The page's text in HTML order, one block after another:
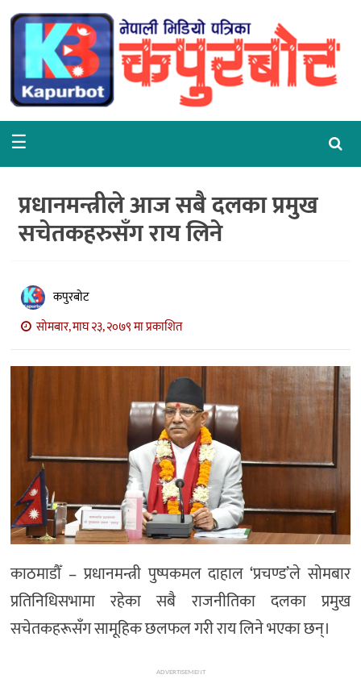
गृहपृष्ठ
समाचार
राजनीति
वरपर
शिक्षा
विचार
अन्तर्वार्ता
मनोरञ्जन
भिडियो
☰
प्रधानमन्त्रीले आज सबै दलका प्रमुख
सचेतकहरुसँग राय लिने
कपुरबोट
सोमबार, माघ २३, २०७९ मा प्रकाशित
काठमाडौँ – प्रधानमन्त्री पुष्पकमल दाहाल ‘प्रचण्ड’ले साेमबार
प्रतिनिधिसभामा रहेका सबै राजनीतिका दलका प्रमुख
सचेतकहरूसँग सामूहिक छलफल गरी राय लिने भएका छन्।
ADVERTISEMENT